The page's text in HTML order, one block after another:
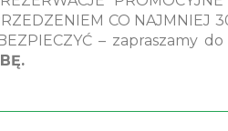
CO NAJMNIEJ
– zapraszamy